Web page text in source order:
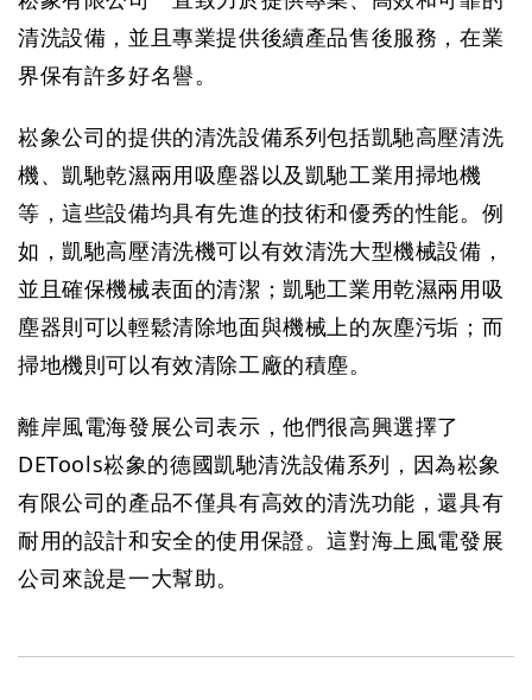
清洗設備，並且專業提供後續產品售後服務，在業
界保有許多好名譽。
崧象公司的提供的清洗設備系列包括凱馳高壓清洗
機、凱馳乾濕兩用吸塵器以及凱馳工業用掃地機
等，這些設備均具有先進的技術和優秀的性能。例
如，凱馳高壓清洗機可以有效清洗大型機械設備，
並且確保機械表面的清潔；凱馳工業用乾濕兩用吸
塵器則可以輕鬆清除地面與機械上的灰塵污垢；而
掃地機則可以有效清除工廠的積塵。
離岸風電海發展公司表示，他們很高興選擇了
DETools崧象的德國凱馳清洗設備系列，因為崧象
有限公司的產品不僅具有高效的清洗功能，還具有
耐用的設計和安全的使用保證。這對海上風電發展
公司來說是一大幫助。